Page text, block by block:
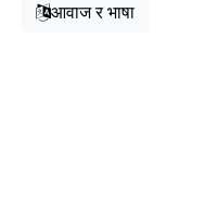
आवाज र भाषा